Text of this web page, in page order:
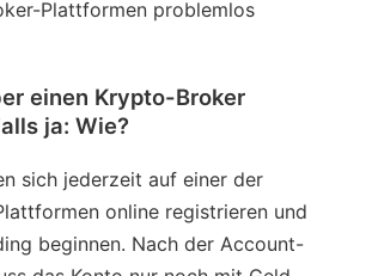
Plattformen problemlos
einen Krypto-Broker
ja: Wie?
sich jederzeit auf einer der
online registrieren und
beginnen. Nach der Account-